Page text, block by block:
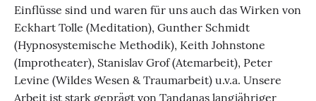
Einflüsse sind und waren für uns auch das Wirken von
Eckhart Tolle (Meditation), Gunther Schmidt
(Hypnosystemische Methodik), Keith Johnstone
(Improtheater), Stanislav Grof (Atemarbeit), Peter
Levine (Wildes Wesen & Traumarbeit) u.v.a. Unsere
Arbeit ist stark geprägt von Tandanas langjähriger